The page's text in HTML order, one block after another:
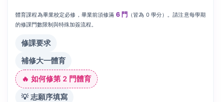
體育課程為畢業校定必修，畢業前須修滿 6 門
（皆為 0 學分）。請注意每學期
的修課門數限制與特殊加簽流程。
修課要求
補修大一體育
🔥 如何修第 2 門體育
💡 志願序填寫